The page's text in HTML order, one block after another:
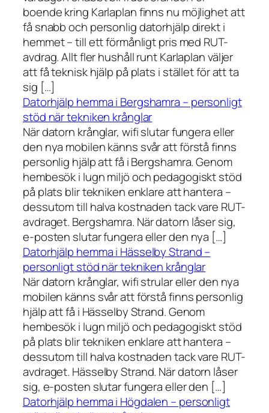
boende kring Karlaplan finns nu möjlighet att
få snabb och personlig datorhjälp direkt i
hemmet – till ett förmånligt pris med RUT-
avdrag. Allt fler hushåll runt Karlaplan väljer
att få teknisk hjälp på plats i stället för att ta
sig […]
Datorhjälp hemma i Bergshamra – personligt
stöd när tekniken krånglar
När datorn krånglar, wifi slutar fungera eller
den nya mobilen känns svår att förstå finns
personlig hjälp att få i Bergshamra. Genom
hembesök i lugn miljö och pedagogiskt stöd
på plats blir tekniken enklare att hantera –
dessutom till halva kostnaden tack vare RUT-
avdraget. Bergshamra. När datorn låser sig,
e-posten slutar fungera eller den nya […]
Datorhjälp hemma i Hässelby Strand –
personligt stöd när tekniken krånglar
När datorn krånglar, wifi strular eller den nya
mobilen känns svår att förstå finns personlig
hjälp att få i Hässelby Strand. Genom
hembesök i lugn miljö och pedagogiskt stöd
på plats blir tekniken enklare att hantera –
dessutom till halva kostnaden tack vare RUT-
avdraget. Hässelby Strand. När datorn låser
sig, e-posten slutar fungera eller den […]
Datorhjälp hemma i Högdalen – personligt